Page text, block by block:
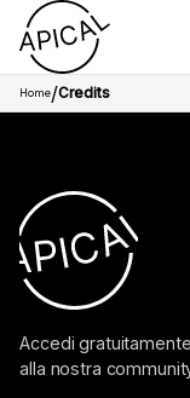
Home/Credits
Accedi gratuitamente
alla nostra